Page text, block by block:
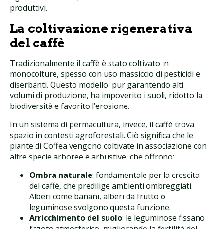
produttivi.
La coltivazione rigenerativa
del caffè
Tradizionalmente il caffè è stato coltivato in
monocolture, spesso con uso massiccio di pesticidi e
diserbanti. Questo modello, pur garantendo alti
volumi di produzione, ha impoverito i suoli, ridotto la
biodiversità e favorito l’erosione.
In un sistema di permacultura, invece, il caffè trova
spazio in contesti agroforestali. Ciò significa che le
piante di Coffea vengono coltivate in associazione con
altre specie arboree e arbustive, che offrono:
Ombra naturale: fondamentale per la crescita
del caffè, che predilige ambienti ombreggiati.
Alberi come banani, alberi da frutto o
leguminose svolgono questa funzione.
Arricchimento del suolo: le leguminose fissano